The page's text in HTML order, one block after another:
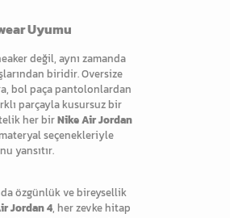
Uyumu
değil, aynı zamanda
biridir. Oversize
bol paça pantolonlardan
parçayla kusursuz bir
her birNike Air Jordan
seçenekleriyle
yansıtır.
özgünlük ve bireysellik
Jordan 4, her zevke hitap